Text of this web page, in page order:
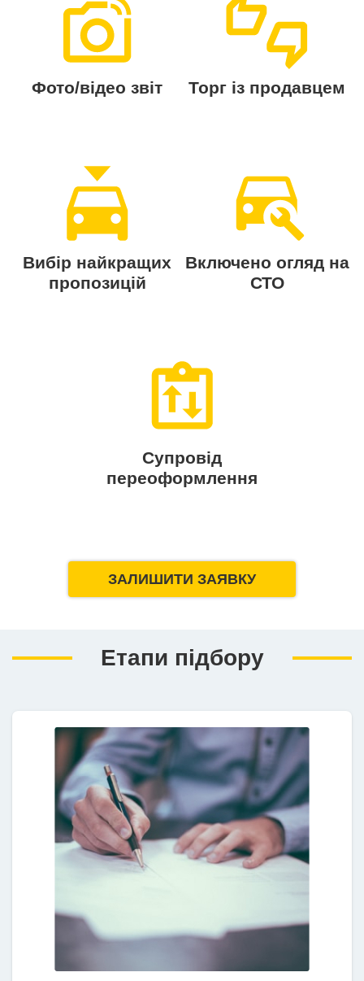
Фото/відео звіт Торг із продавцем
Вибір найкращих
пропозицій
Включено огляд на
СТО
Супровід
переоформлення
ЗАЛИШИТИ ЗАЯВКУ
Етапи підбору